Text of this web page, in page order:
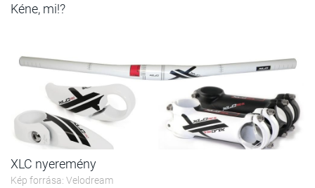
Kéne, mi!?
XLC nyeremény
Kép forrása: Velodream